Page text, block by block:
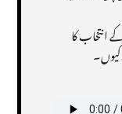
انتخاب کا